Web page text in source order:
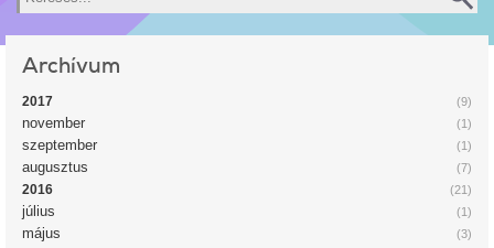
Archívum
(9)
2017
(1)
november
(1)
szeptember
(7)
augusztus
(21)
2016
(1)
július
(3)
május